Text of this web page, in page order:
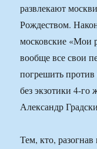
развлекают
Рождеством.
московские «Мои
вообще все свои
погрешить
без экзотики 4-го
Александр
Тем, кто,